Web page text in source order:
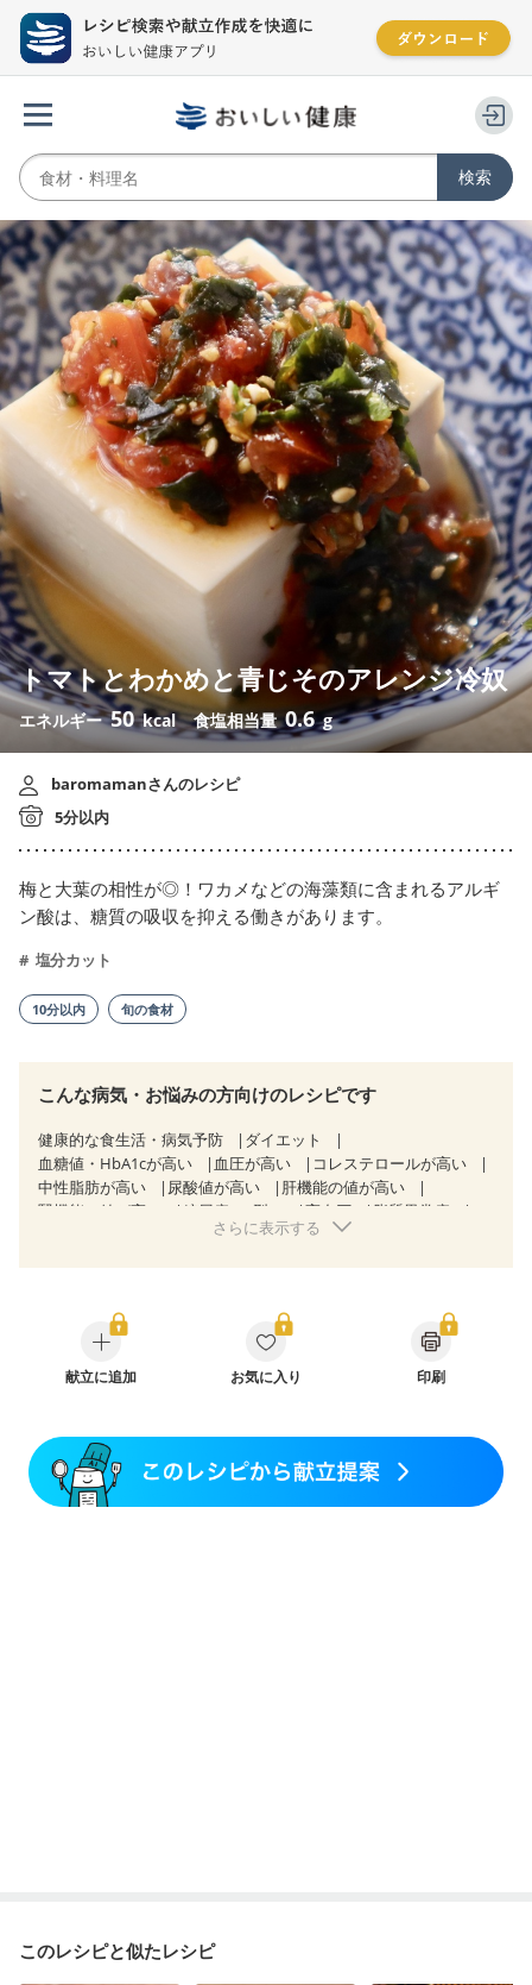
トマトとわかめと青じそのアレンジ冷奴
エネルギー50 kcal 食塩相当量0.6 g
baromamanさんのレシピ
5分以内
梅と大葉の相性が◎！ワカメなどの海藻類に含まれるアルギ
ン酸は、糖質の吸収を抑える働きがあります。
塩分カット
10分以内 旬の食材
こんな病気・お悩みの方向けのレシピです
健康的な食生活・病気予防
ダイエット
血糖値・HbA1cが高い
血圧が高い
コレステロールが高い
中性脂肪が高い
尿酸値が高い
肝機能の値が高い
腎機能の値が高い
糖尿病（2型） 高血圧
脂質異常症
狭心症 心筋梗塞
糖尿病性腎症（第３期）
CKD（ステージ１）
CKD（ステージ２）
CKD（ステージ３a）
乳がん（抗がん剤治療中）
乳がん（ホルモン療法中）
大腸がん治療を終えた方・経過観察中の方
妊娠中(初期)
妊婦健診・体重増加が気になる（初期）
妊婦健診・血圧が気になる（初期）
さらに表示する
献立に追加 お気に入り 印刷
このレシピと似たレシピ